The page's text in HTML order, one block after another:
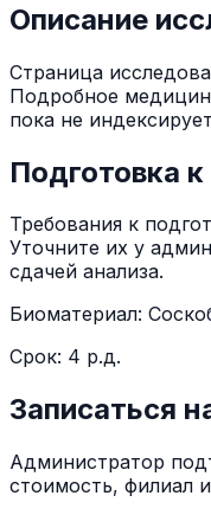
Описание
Страница
Подробное
пока не
Подготовка
Требования к
Уточните их у
сдачей анализа.
Биоматериал:
Срок: 4 р.д.
Записаться
Администратор
стоимость, филиал